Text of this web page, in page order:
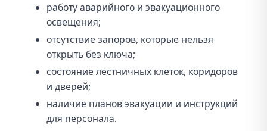
работу аварийного и эвакуационного
освещения;
отсутствие запоров, которые нельзя
открыть без ключа;
состояние лестничных клеток, коридоров
и дверей;
наличие планов эвакуации и инструкций
для персонала.